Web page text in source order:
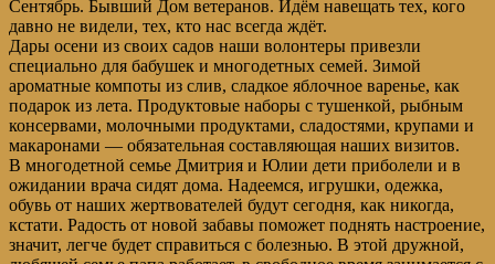
Сентябрь. Бывший Дом ветеранов. Идём навещать тех, кого
давно не видели, тех, кто нас всегда ждёт.
Дары осени из своих садов наши волонтеры привезли
специально для бабушек и многодетных семей. Зимой
ароматные компоты из слив, сладкое яблочное варенье, как
подарок из лета. Продуктовые наборы с тушенкой, рыбным
консервами, молочными продуктами, сладостями, крупами и
макаронами — обязательная составляющая наших визитов.
В многодетной семье Дмитрия и Юлии дети приболели и в
ожидании врача сидят дома. Надеемся, игрушки, одежка,
обувь от наших жертвователей будут сегодня, как никогда,
кстати. Радость от новой забавы поможет поднять настроение,
значит, легче будет справиться с болезнью. В этой дружной,